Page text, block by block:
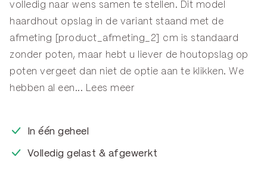
volledig naar wens samen te stellen. Dit model
haardhout opslag in de variant staand met de
afmeting [product_afmeting_2] cm is standaard
zonder poten, maar hebt u liever de houtopslag op
poten vergeet dan niet de optie aan te klikken. We
hebben al een... Lees meer
In één geheel
Volledig gelast & afgewerkt